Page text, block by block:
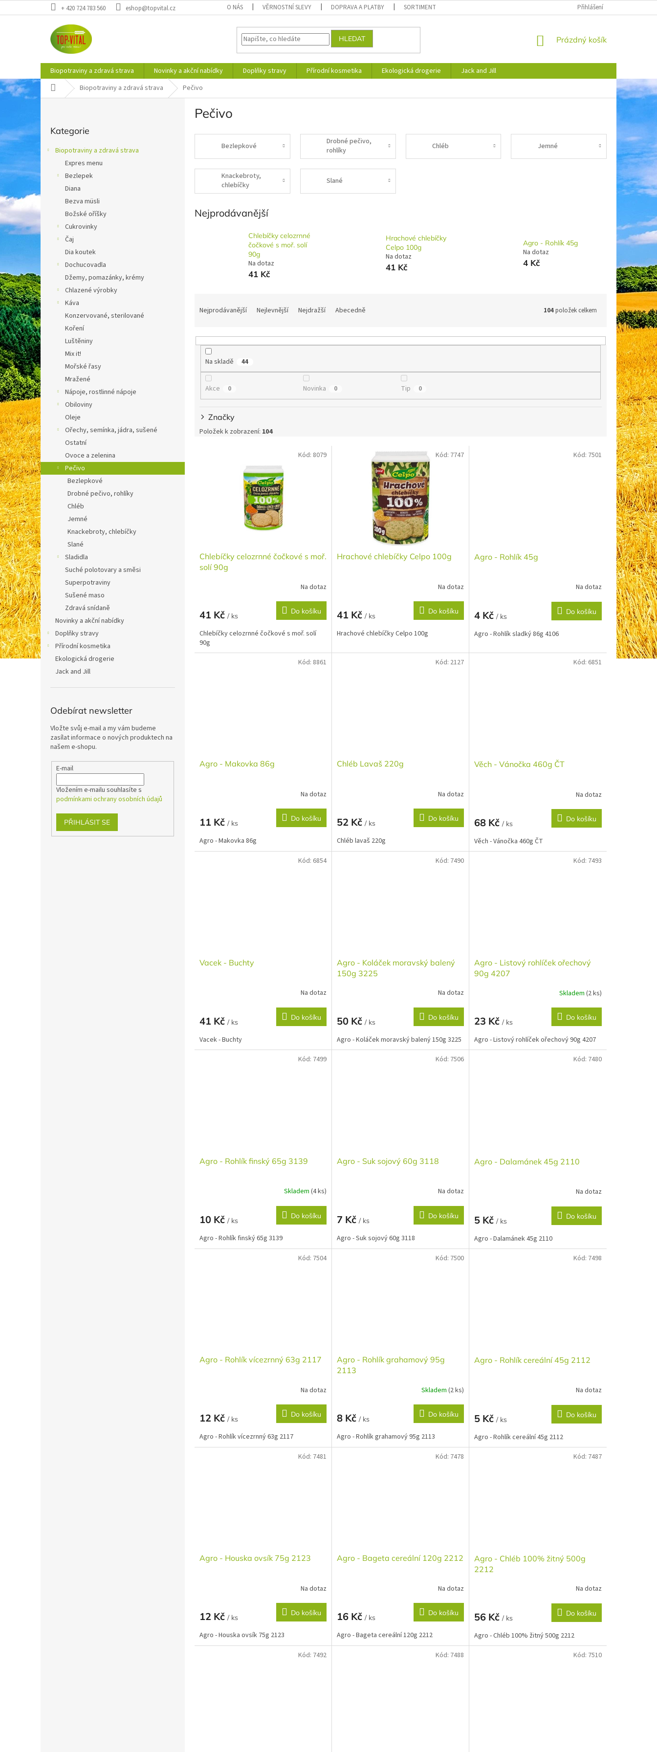
na
+ 420 724 783 560 eshop@topvital.cz O NÁS VĚRNOSTNÍ SLEVY DOPRAVA A PLATBY SORTIMENT OBCHODNÍ PODMÍNKY PODMÍNKY
Přihlášení
HLEDAT
NÁKUPNÍ
Prázdný košík
Biopotraviny a zdravá strava Novinky a akční nabídky Doplňky stravy Přírodní kosmetika Ekologická drogerie
Jack and Jill
Domů Biopotraviny a zdravá strava Pečivo
n
p
a
e
kategorie
Kategorie
Biopotraviny a zdravá strava
Expres menu
Bezlepek
Diana
Bezva müsli
Božské oříšky
Cukrovinky
Čaj
Dia koutek
Dochucovadla
Džemy, pomazánky, krémy
Chlazené výrobky
Káva
Konzervované, sterilované
Koření
Luštěniny
Mix it!
Mořské řasy
Mražené
Nápoje, rostlinné nápoje
Obiloviny
Oleje
Ořechy, semínka, jádra, sušené
Ostatní
Ovoce a zelenina
Pečivo
Bezlepkové
Drobné pečivo, rohlíky
Chléb
Jemné
Knackebroty, chlebíčky
Slané
Sladidla
Suché polotovary a směsi
Superpotraviny
Sušené maso
Zdravá snídaně
Novinky a akční nabídky
Doplňky stravy
Přírodní kosmetika
Ekologická drogerie
Jack and Jill
Odebírat newsletter
Vložte svůj e-mail a my vám budeme
zasílat informace o nových produktech na
našem e-shopu.
E-mail
Vložením e-mailu souhlasíte s
podmínkami ochrany osobních údajů
PŘIHLÁSIT SE
Pečivo
Bezlepkové
Drobné pečivo,
rohlíky
Chléb Jemné
Knackebroty,
chlebíčky
Slané
Nejprodávanější
Chlebíčky celozrnné
čočkové s moř. solí
90g
Na dotaz
41 Kč
Hrachové chlebíčky
Celpo 100g
Na dotaz
41 Kč
Agro - Rohlík 45g
Na dotaz
4 Kč
a
n
Nejprodávanější Nejlevnější Nejdražší Abecedně 104položek celkem
Na skladě 44
Akce 0 Novinka 0 Tip 0
Značky
Položek k zobrazení: 104
Chlebíčky celozrnné čočkové s moř.
solí 90g
Na dotaz
41 Kč / ks
Do košíku
Chlebíčky celozrnné čočkové s moř. solí
90g
Kód: 8079
Hrachové chlebíčky Celpo 100g
Na dotaz
41 Kč / ks
Do košíku
Hrachové chlebíčky Celpo 100g
Kód: 7747
Agro - Rohlík 45g
Na dotaz
4 Kč / ks
Do košíku
Agro - Rohlík sladký 86g 4106
Kód: 7501
Agro - Makovka 86g
Na dotaz
11 Kč / ks
Do košíku
Agro - Makovka 86g
Kód: 8861
Chléb Lavaš 220g
Na dotaz
52 Kč / ks
Do košíku
Chléb lavaš 220g
Kód: 2127
Věch - Vánočka 460g ČT
Na dotaz
68 Kč / ks
Do košíku
Věch - Vánočka 460g ČT
Kód: 6851
Vacek - Buchty
Na dotaz
41 Kč / ks
Do košíku
Vacek - Buchty
Kód: 6854
Agro - Koláček moravský balený
150g 3225
Na dotaz
50 Kč / ks
Do košíku
Agro - Koláček moravský balený 150g 3225
Kód: 7490
Agro - Listový rohlíček ořechový
90g 4207
Skladem (2 ks)
23 Kč / ks
Do košíku
Agro - Listový rohlíček ořechový 90g 4207
Kód: 7493
Agro - Rohlík finský 65g 3139
Skladem (4 ks)
10 Kč / ks
Do košíku
Agro - Rohlík finský 65g 3139
Kód: 7499
Agro - Suk sojový 60g 3118
Na dotaz
7 Kč / ks
Do košíku
Agro - Suk sojový 60g 3118
Kód: 7506
Agro - Dalamánek 45g 2110
Na dotaz
5 Kč / ks
Do košíku
Agro - Dalamánek 45g 2110
Kód: 7480
Agro - Rohlík vícezrnný 63g 2117
Na dotaz
12 Kč / ks
Do košíku
Agro - Rohlík vícezrnný 63g 2117
Kód: 7504
Agro - Rohlík grahamový 95g
2113
Skladem (2 ks)
8 Kč / ks
Do košíku
Agro - Rohlík grahamový 95g 2113
Kód: 7500
Agro - Rohlík cereální 45g 2112
Na dotaz
5 Kč / ks
Do košíku
Agro - Rohlík cereální 45g 2112
Kód: 7498
Agro - Houska ovsík 75g 2123
Na dotaz
12 Kč / ks
Do košíku
Agro - Houska ovsík 75g 2123
Kód: 7481
Agro - Bageta cereální 120g 2212
Na dotaz
16 Kč / ks
Do košíku
Agro - Bageta cereální 120g 2212
Kód: 7478
Agro - Chléb 100% žitný 500g
2212
Na dotaz
56 Kč / ks
Do košíku
Agro - Chléb 100% žitný 500g 2212
Kód: 7487
Kód: 7492 Kód: 7488 Kód: 7510